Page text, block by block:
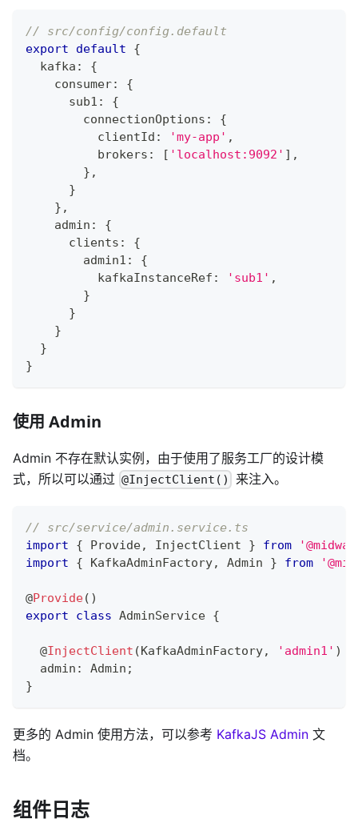
// src/config/config.default
export
default
{
  kafka
:
{
    consumer
:
{
      sub1
:
{
        connectionOptions
:
{
          clientId
: 'my-app' ,
          brokers
: [ 'localhost:9092' ] ,
} ,
}
} ,
    admin
:
{
      clients
:
{
        admin1
:
{
          kafkaInstanceRef
: 'sub1' ,
}
}
}
}
}
使用 Admin
Admin 不存在默认实例，由于使用了服务工厂的设计模
式，所以可以通过 @InjectClient() 来注入。
// src/service/admin.service.ts
import
{ Provide, InjectClient } from
import
{ KafkaAdminFactory, Admin } from
@Provide( )
export
class AdminService {
@InjectClient (KafkaAdminFactory, 'admin1' )
  admin
: Admin ;
}
更多的 Admin 使用方法，可以参考 KafkaJS Admin 文
档。
组件日志